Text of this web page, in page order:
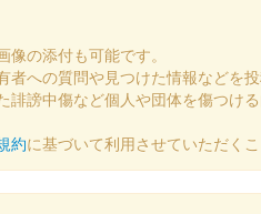
宝松江城「松江は武者のまち！
の添付も可能です。
への質問や見つけた情報などを投
謗中傷など個人や団体を傷つけ
約に基づいて利用させていただくこ